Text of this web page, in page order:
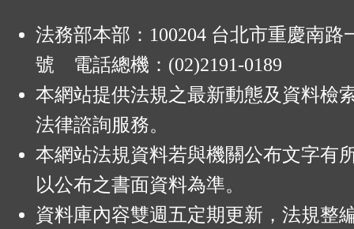
法務部本部：100204 台北市重慶南路
號 電話總機：(02)2191-0189
本網站提供法規之最新動態及資料檢
法律諮詢服務。
本網站法規資料若與機關公布文字有
以公布之書面資料為準。
資料庫內容雙週五定期更新，法規整